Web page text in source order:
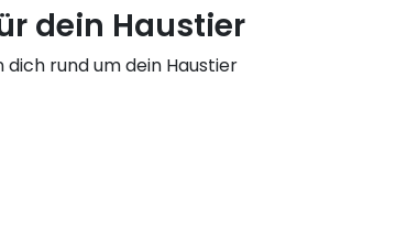
dein Haustier
rund um dein Haustier